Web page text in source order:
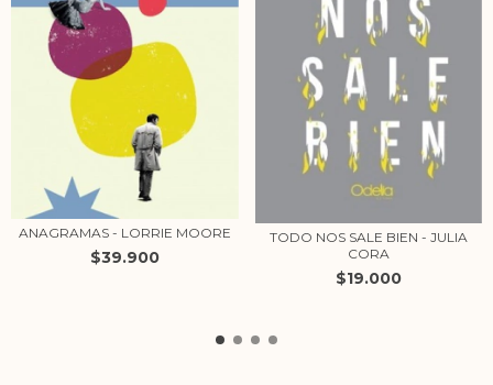
ANAGRAMAS - LORRIE MOORE
$39.900
TODO NOS SALE BIEN - JULIA
CORA
$19.000